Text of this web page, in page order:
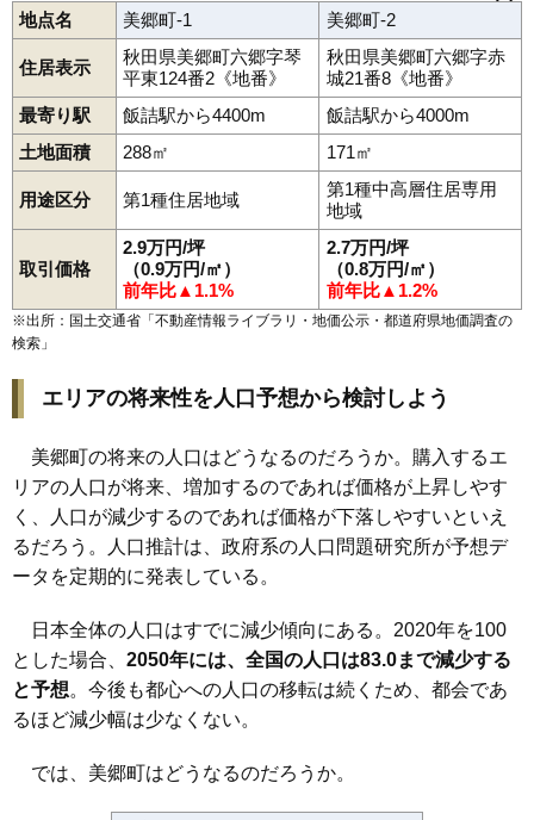
地点名 美郷町-1 美郷町-2
住居表示
秋田県美郷町六郷字琴
平東124番2《地番》
秋田県美郷町六郷字赤
城21番8《地番》
最寄り駅
飯詰駅から4400m
飯詰駅から4000m
土地面積
288㎡ 171㎡
用途区分 第1種住居地域
第1種中高層住居専用
地域
取引価格
2.9万円/坪
（0.9万円/㎡）
前年比▲1.1%
2.7万円/坪
（0.8万円/㎡）
前年比▲1.2%
※出所：国土交通省「不動産情報ライブラリ・地価公示・都道府県地価調査の
検索 」
エリアの将来性を人口予想から検討しよう
美郷町の将来の人口はどうなるのだろうか。購入するエ
リアの人口が将来、増加するのであれば価格が上昇しやす
く、人口が減少するのであれば価格が下落しやすいといえ
るだろう。人口推計は、政府系の人口問題研究所が予想デ
ータを定期的に発表している。
日本全体の人口はすでに減少傾向にある。2020年を100
とした場合、 2050年には、全国の人口は83.0まで減少する
と予想。今後も都心への人口の移転は続くため、都会であ
るほど減少幅は少なくない。
では、美郷町はどうなるのだろうか。
安城寺 飯詰金沢金沢西根 上深井境田千屋
畑屋本堂城回鑓田六郷六郷東根
後三年駅 飯詰駅